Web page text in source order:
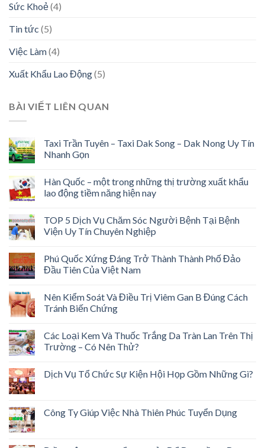
Sức Khoẻ(4)
Tin tức (5)
Việc Làm(4)
Xuất Khẩu Lao Động(5)
BÀI VIẾT LIÊN QUAN
Taxi Trần Tuyên – Taxi Dak Song – Dak Nong Uy Tín
Nhanh Gọn
Hàn Quốc – một trong những thị trường xuất khẩu
lao động tiềm năng hiện nay
TOP 5 Dịch Vụ Chăm Sóc Người Bệnh Tại Bệnh
Viện Uy Tín Chuyên Nghiệp
Phú Quốc Xứng Đáng Trở Thành Thành Phố Đảo
Đầu Tiên Của Việt Nam
Nên Kiểm Soát Và Điều Trị Viêm Gan B Đúng Cách
Tránh Biến Chứng
Các Loại Kem Và Thuốc Trắng Da Tràn Lan Trên Thị
Trường – Có Nên Thử?
Dịch Vụ Tổ Chức Sự Kiện Hội Họp Gồm Những Gì?
Công Ty Giúp Việc Nhà Thiên Phúc Tuyển Dụng